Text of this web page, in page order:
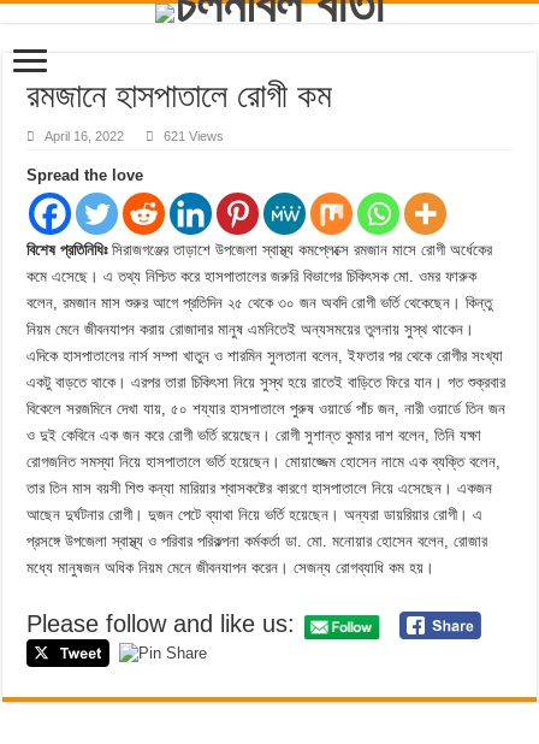
রমজানে হাসপাতালে রোগী কম
April 16, 2022 621 Views
Spread the love
বিশেষ প্রতিনিধিঃসিরাজগঞ্জের তাড়াশে উপজেলা স্বাস্থ্য কমপ্লেক্সে রমজান মাসে রোগী অর্ধেকের
কমে এসেছে। এ তথ্য নিশ্চিত করে হাসপাতালের জরুরি বিভাগের চিকিৎসক মো. ওমর ফারুক
বলেন, রমজান মাস শুরুর আগে প্রতিদিন ২৫ থেকে ৩০ জন অবদি রোগী ভর্তি থেকেছেন। কিন্তু
নিয়ম মেনে জীবনযাপন করায় রোজাদার মানুষ এমনিতেই অন্যসময়ের তুলনায় সুস্থ থাকেন।
এদিকে হাসপাতালের নার্স সম্পা খাতুন ও শারমিন সুলতানা বলেন, ইফতার পর থেকে রোগীর সংখ্যা
একটু বাড়তে থাকে। এরপর তারা চিকিৎসা নিয়ে সুস্থ হয়ে রাতেই বাড়িতে ফিরে যান। গত শুক্রবার
বিকেলে সরজমিনে দেখা যায়, ৫০ শয্যার হাসপাতালে পুরুষ ওয়ার্ডে পাঁচ জন, নারী ওয়ার্ডে তিন জন
ও দুই কেবিনে এক জন করে রোগী ভর্তি রয়েছেন। রোগী সুশান্ত কুমার দাশ বলেন, তিনি যক্ষা
রোগজনিত সমস্যা নিয়ে হাসপাতালে ভর্তি হয়েছেন। মোয়াজ্জেম হোসেন নামে এক ব্যক্তি বলেন,
তার তিন মাস বয়সী শিশু কন্যা মারিয়ার শ্বাসকষ্টের কারণে হাসপাতালে নিয়ে এসেছেন। একজন
আছেন দুর্ঘটনার রোগী। দুজন পেটে ব্যাথা নিয়ে ভর্তি হয়েছেন। অন্যরা ডায়রিয়ার রোগী। এ
প্রসঙ্গে উপজেলা স্বাস্থ্য ও পরিবার পরিকল্পনা কর্মকর্তা ডা. মো. মনোয়ার হোসেন বলেন, রোজার
মধ্যে মানুষজন অধিক নিয়ম মেনে জীবনযাপন করেন। সেজন্য রোগব্যাধি কম হয়।
Please follow and like us: